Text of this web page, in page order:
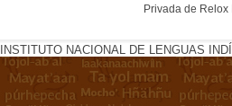
Privada de Relox
INSTITUTO NACIONAL DE LENGUAS